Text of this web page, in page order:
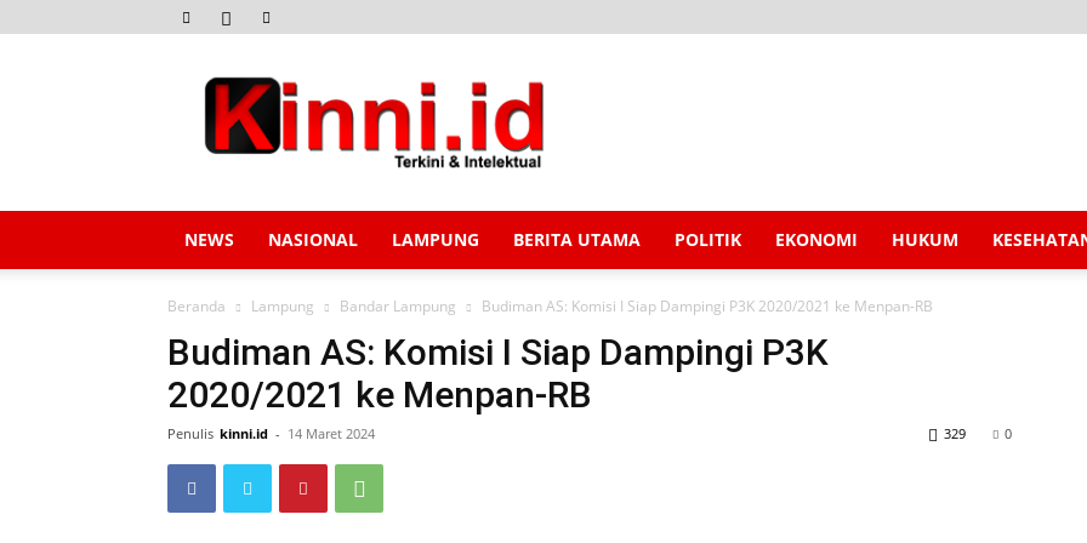
Kinni.id
NEWS NASIONAL LAMPUNG BERITA UTAMA POLITIK EKONOMI HUKUM
Beranda Lampung Bandar Lampung Budiman AS: Komisi I Siap Dampingi P3K 2020/2021 ke Menpan-RB
Budiman AS: Komisi I Siap Dampingi P3K
2020/2021 ke Menpan-RB
Penulis kinni.id - 14 Maret 2024 0
329